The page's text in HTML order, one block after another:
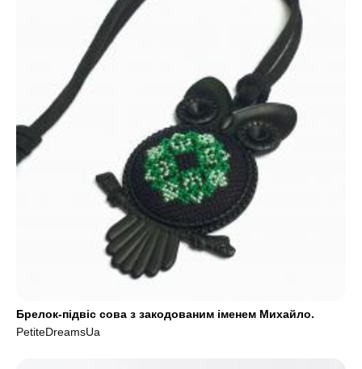
Брелок-підвіс сова з закодованим іменем Михайло.
PetiteDreamsUa